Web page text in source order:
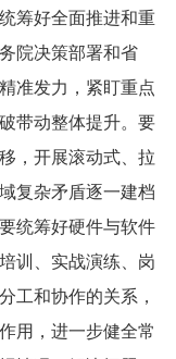
筹好全面推进和重
院决策部署和省
准发力，紧盯重点
带动整体提升。要
，开展滚动式、拉
复杂矛盾逐一建档
统筹好硬件与软件
训、实战演练、岗
工和协作的关系，
用，进一步健全常